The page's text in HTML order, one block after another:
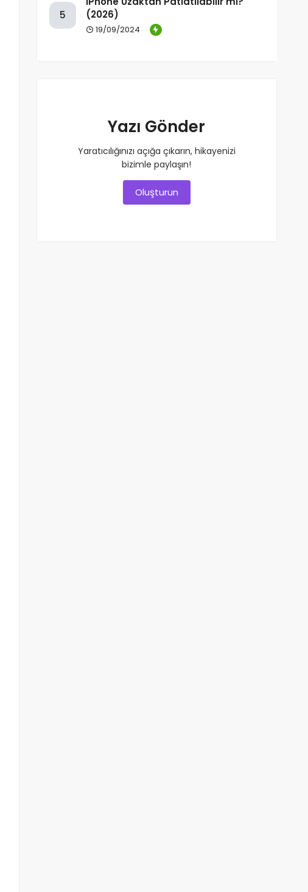
5
(2026)
19/09/2024
Yazı Gönder
Yaratıcılığınızı açığa çıkarın, hikayenizi
bizimle paylaşın!
Oluşturun